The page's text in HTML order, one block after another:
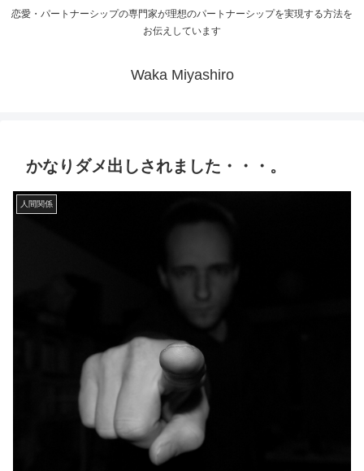
恋愛・パートナーシップの専門家が理想のパートナーシップを実現する方法を
お伝えしています
Waka Miyashiro
かなりダメ出しされました・・・。
人間関係